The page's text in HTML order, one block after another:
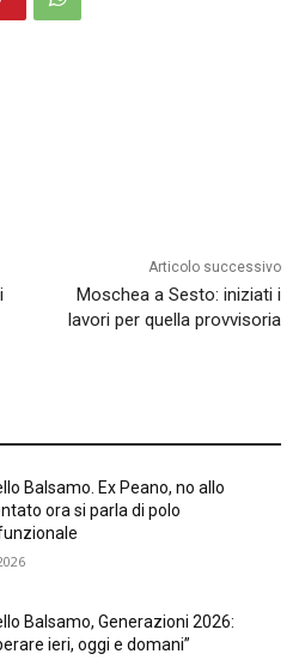
Articolo successivo
Moschea a Sesto: iniziati i
lavori per quella provvisoria
Balsamo. Ex Peano, no allo
ora si parla di polo
Balsamo, Generazioni 2026:
ieri, oggi e domani”